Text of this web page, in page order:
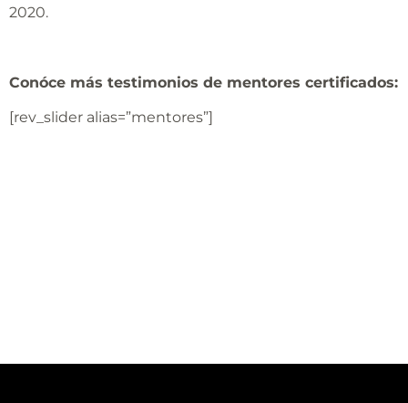
2020.
Conóce más testimonios de mentores certificados:
[rev_slider alias=”mentores”]